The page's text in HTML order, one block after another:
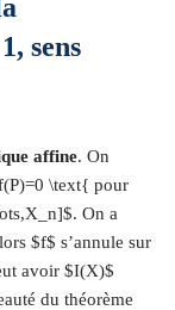
sens
affine. On
\text{ pour
On a
$f$ s’annule sur
avoir $I(X)$
du théorème